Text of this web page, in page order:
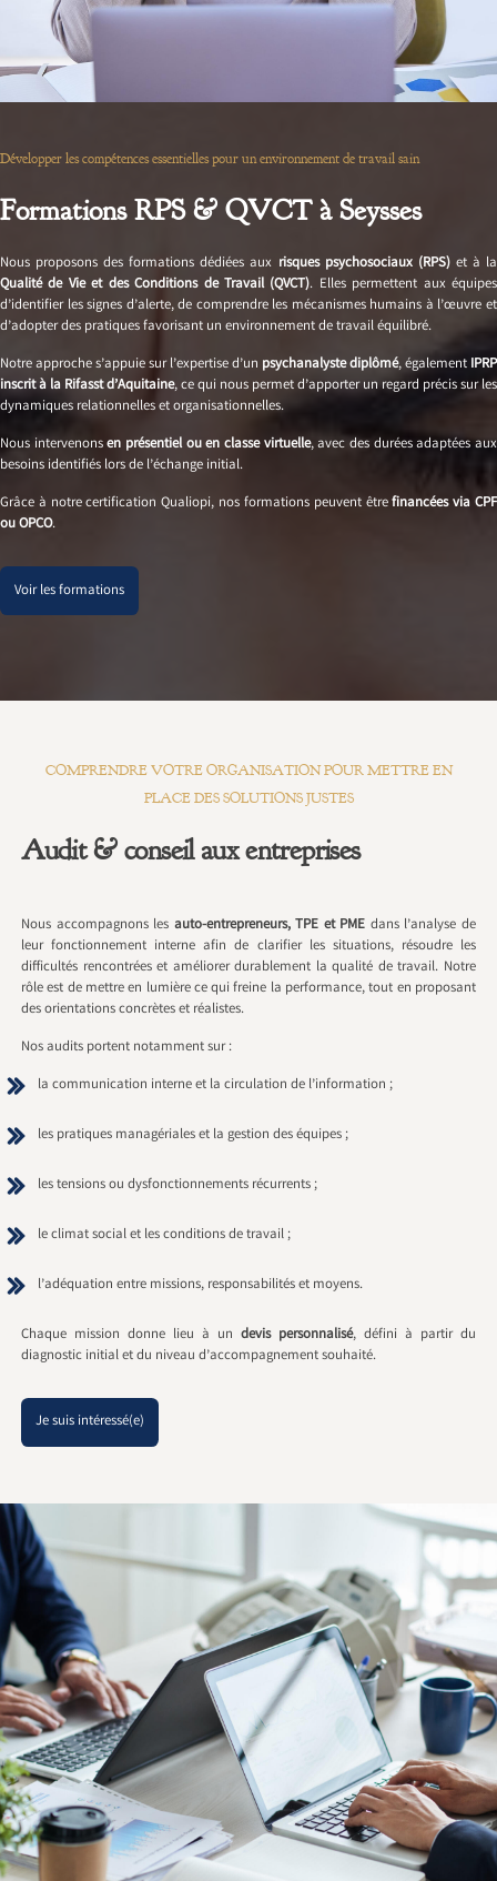
Développer les compétences essentielles pour un environnement de travail sain
Formations RPS & QVCT à Seysses
Nous proposons des formations dédiées aux risques psychosociaux (RPS)et à la
Qualité de Vie et des Conditions de Travail (QVCT). Elles permettent aux équipes
d’identifier les signes d’alerte, de comprendre les mécanismes humains à l’œuvre et
d’adopter des pratiques favorisant un environnement de travail équilibré.
Notre approche s’appuie sur l’expertise d’un psychanalyste diplômé, également IPRP
inscrit à la Rifasst d’Aquitaine, ce qui nous permet d’apporter un regard précis sur les
dynamiques relationnelles et organisationnelles.
Nous intervenonsen présentiel ou en classe virtuelle, avec des durées adaptées aux
besoins identifiés lors de l’échange initial.
Grâce à notre certification Qualiopi, nos formations peuvent êtrefinancées via CPF
ou OPCO.
Voir les formations
COMPRENDRE VOTRE ORGANISATION POUR METTRE EN
PLACE DES SOLUTIONS JUSTES
Audit & conseil aux entreprises
Nous accompagnons les auto-entrepreneurs, TPE et PME dans l’analyse de
leur fonctionnement interne afin de clarifier les situations, résoudre les
difficultés rencontrées et améliorer durablement la qualité de travail. Notre
rôle est de mettre en lumière ce qui freine la performance, tout en proposant
des orientations concrètes et réalistes.
Nos audits portent notamment sur :
la communication interne et la circulation de l’information ;
les pratiques managériales et la gestion des équipes ;
les tensions ou dysfonctionnements récurrents ;
le climat social et les conditions de travail ;
l’adéquation entre missions, responsabilités et moyens.
Chaque mission donne lieu à un devis personnalisé, défini à partir du
diagnostic initial et du niveau d’accompagnement souhaité.
Je suis intéressé(e)